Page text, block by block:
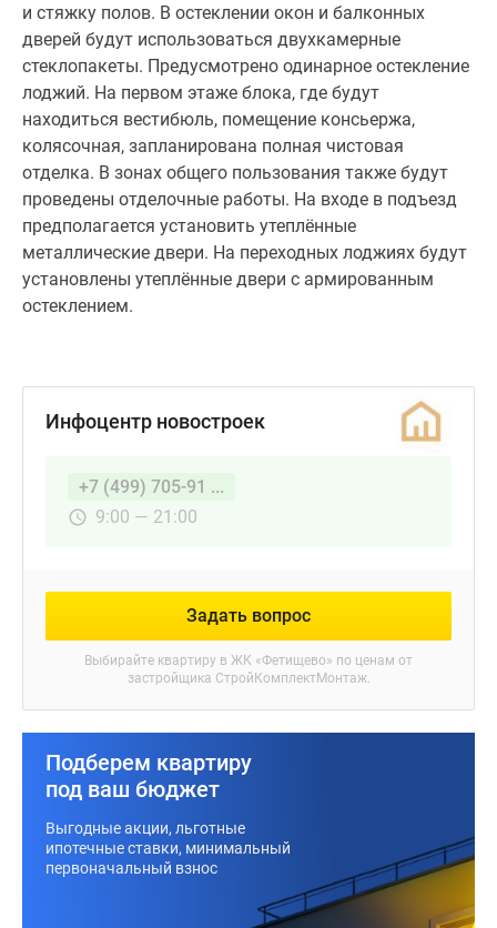
помещение
консьержа,
колясочная,
запланирована
полная
отделка.
зонах
пользования
работы.
установить
металлические
будут
установлены
утеплённые
двери
и стяжку полов. В остеклении окон и балконных
дверей будут использоваться двухкамерные
стеклопакеты. Предусмотрено одинарное остекление
лоджий. На первом этаже блока, где будут
находиться вестибюль, помещение консьержа,
колясочная, запланирована полная чистовая
отделка. В зонах общего пользования также будут
проведены отделочные работы. На входе в подъезд
предполагается установить утеплённые
металлические двери. На переходных лоджиях будут
установлены утеплённые двери с армированным
остеклением.
Инфоцентр новостроек
+7 (499) 705-91 ...
9:00 — 21:00
Задать вопрос
Выбирайте квартиру в ЖК «Фетищево» по ценам от
застройщика СтройКомплектМонтаж.
Подберем квартиру
под ваш бюджет
Выгодные акции, льготные
ипотечные ставки, минимальный
первоначальный взнос